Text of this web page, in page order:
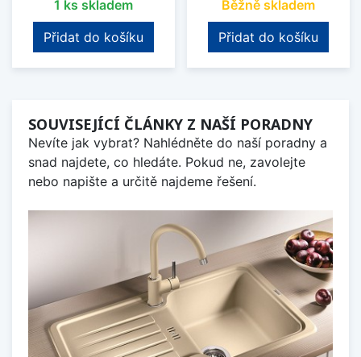
1 ks skladem
Přidat do košíku
Běžně skladem
Přidat do košíku
SOUVISEJÍCÍ ČLÁNKY Z NAŠÍ PORADNY
Nevíte jak vybrat? Nahlédněte do naší poradny a
snad najdete, co hledáte. Pokud ne, zavolejte
nebo napište a určitě najdeme řešení.